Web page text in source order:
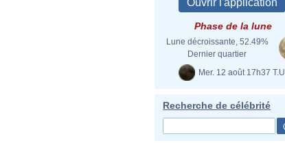
Phase de la lune
Lune décroissante, 52.49%
Dernier quartier
Mer. 12 août 17h37 T.U.
Recherche de célébrité